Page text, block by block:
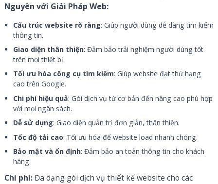
Nguyên với Giải Pháp Web:
Cấu trúc website rõ ràng: Giúp người dùng dễ dàng tìm kiếm
thông tin.
Giao diện thân thiện: Đảm bảo trải nghiệm người dùng tốt
trên mọi thiết bị.
Tối ưu hóa công cụ tìm kiếm: Giúp website đạt thứ hạng
cao trên Google.
Chi phí hiệu quả: Gói dịch vụ từ cơ bản đến nâng cao phù hợp
với mọi ngân sách.
Dễ sử dụng: Giao diện quản trị đơn giản, thân thiện.
Tốc độ tải cao: Tối ưu hóa để website load nhanh chóng.
Bảo mật và ổn định: Đảm bảo an toàn thông tin cho khách
hàng.
Chi phí:Đa dạng gói dịch vụ thiết kế website cho các